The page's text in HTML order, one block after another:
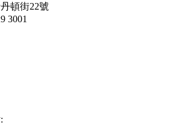
頓街22號
3001